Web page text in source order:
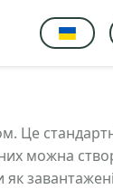
Це
можна